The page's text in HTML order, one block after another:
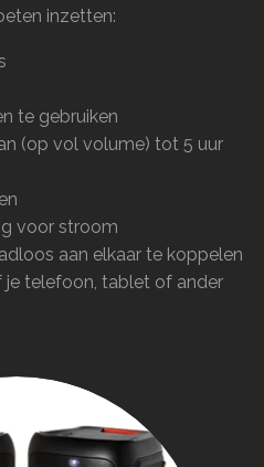
inzetten:
te gebruiken
(op vol volume) tot 5 uur
voor stroom
aan elkaar te koppelen
je telefoon, tablet of ander